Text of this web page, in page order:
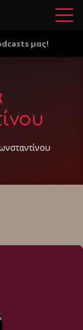
Μ
ο
μας!